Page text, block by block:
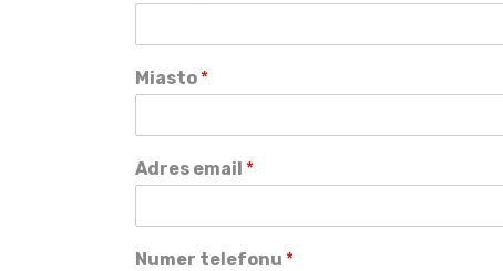
Miasto *
Adres email *
Numer telefonu *